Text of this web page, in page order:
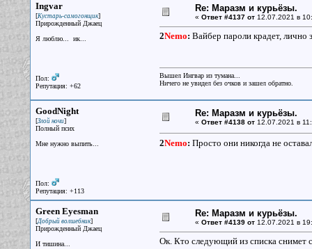
Ingvar
[Кустарь-самогонщик]
Прирожденный Джаец
Я люблю... ик...
Пол:
Репутация: +62
Re: Маразм и курьёзы.
« Ответ #4137 от12.07.2021 в
2Nemo: Вайбер пароли крадет, лично
Вышел Ингвар из тумана...
Ничего не увидел без очков и зашел обратно.
GoodNight
[Злой ночи]
Полный псих
Мне нужно выпить...
Пол:
Репутация: +113
Re: Маразм и курьёзы.
« Ответ #4138 от12.07.2021 в
2Nemo: Просто они никогда не
Green Eyesman
[Добрый волшебник]
Прирожденный Джаец
И тишина...
Re: Маразм и курьёзы.
« Ответ #4139 от12.07.2021 в
Ок. Кто следующий из списка